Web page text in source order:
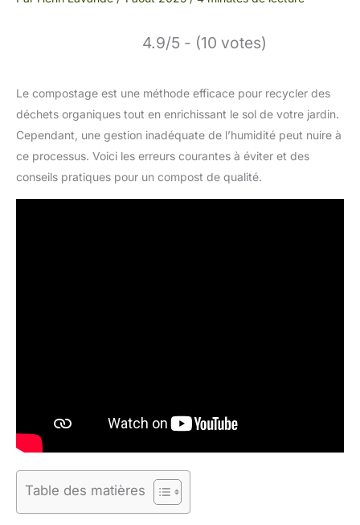
4.9/5 - (10 votes)
Le compostage est une méthode efficace pour recycler des
déchets organiques tout en enrichissant le sol de votre jardin.
Cependant, une gestion inadéquate de l’humidité peut nuire à
ce processus. Voici les erreurs courantes à éviter et des
conseils pratiques pour un compost de qualité.
Table des matières